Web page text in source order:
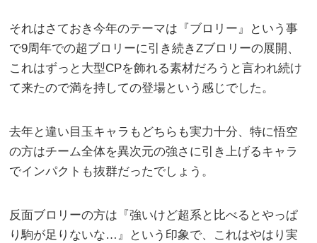
それはさておき今年のテーマは『ブロリー』という事
で9周年での超ブロリーに引き続きZブロリーの展開、
これはずっと大型CPを飾れる素材だろうと言われ続け
て来たので満を持しての登場という感じでした。
去年と違い目玉キャラもどちらも実力十分、特に悟空
の方はチーム全体を異次元の強さに引き上げるキャラ
でインパクトも抜群だったでしょう。
反面ブロリーの方は『強いけど超系と比べるとやっぱ
り駒が足りないな…』という印象で、これはやはり実